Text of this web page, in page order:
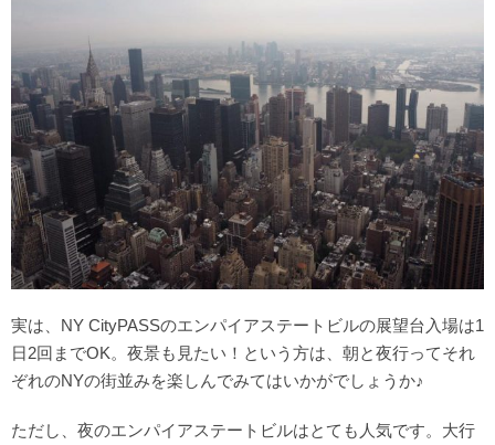
実は、NY CityPASSのエンパイアステートビルの展望台入場は1
日2回までOK。夜景も見たい！という方は、朝と夜行ってそれ
ぞれのNYの街並みを楽しんでみてはいかがでしょうか♪
ただし、夜のエンパイアステートビルはとても人気です。大行